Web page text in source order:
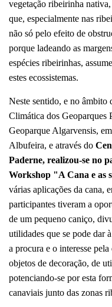
vegetação ribeirinha
que, especialmente nas
não só pelo efeito de
porque ladeando as
espécies ribeirinhas,
estes ecossistemas.
Neste sentido, e no âmbito
Climática dos Geoparques
Geoparque Algarvensis,
Albufeira, e através do
Paderne, realizou-se no
Workshop "A Cana e as
várias aplicações da cana,
participantes tiveram a
de um pequeno caniço,
utilidades que se pode dar
a procura e o interesse
objetos de decoração, de
potenciando-se por esta
canaviais junto das zonas